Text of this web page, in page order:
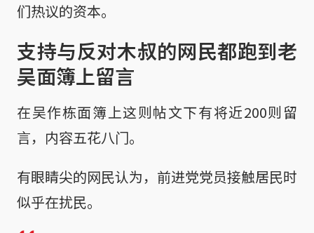
们热议的资本。
支持与反对木叔的网民都跑到老
吴面簿上留言
在吴作栋面簿上这则帖文下有将近200则留
言，内容五花八门。
有眼睛尖的网民认为，前进党党员接触居民时
似乎在扰民。